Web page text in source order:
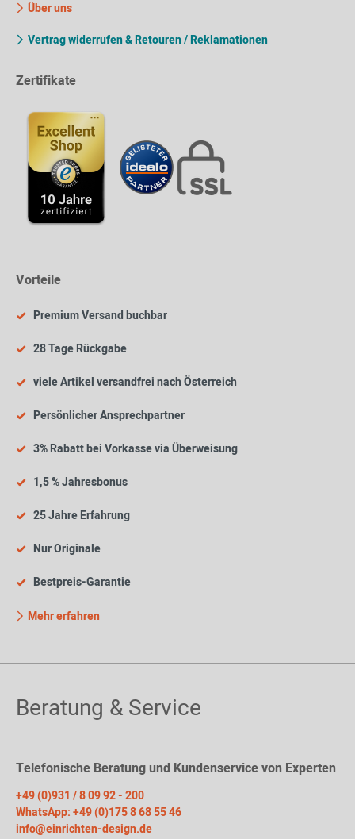
Über uns
Vertrag widerrufen & Retouren / Reklamationen
Zertifikate
Vorteile
Premium Versand buchbar
28 Tage Rückgabe
viele Artikel versandfrei nach Österreich
Persönlicher Ansprechpartner
3% Rabatt bei Vorkasse via Überweisung
1,5 % Jahresbonus
25 Jahre Erfahrung
Nur Originale
Bestpreis-Garantie
Mehr erfahren
Beratung & Service
Telefonische Beratung und Kundenservice von Experten
+49 (0)931 / 8 09 92 - 200
WhatsApp: +49 (0)175 8 68 55 46
info@einrichten-design.de